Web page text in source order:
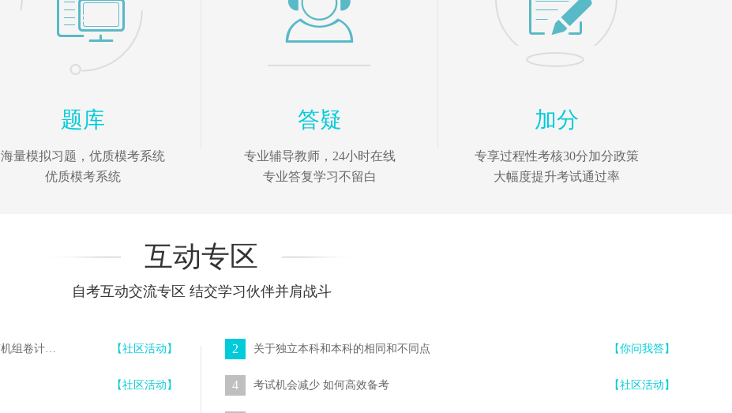
题库
海量模拟习题，优质模考系统
优质模考系统
答疑
专业辅导教师，24小时在线
专业答复学习不留白
加分
专享过程性考核30分加分政策
大幅度提升考试通过率
互动专区
自考互动交流专区 结交学习伙伴并肩战斗
“每日一练”在线测试系统新增【模拟考试】功能 随机组卷计时答题 【社区活动】
【社区活动】
2 关于独立本科和本科的相同和不同点 【你问我答】
4 考试机会减少 如何高效备考 【社区活动】